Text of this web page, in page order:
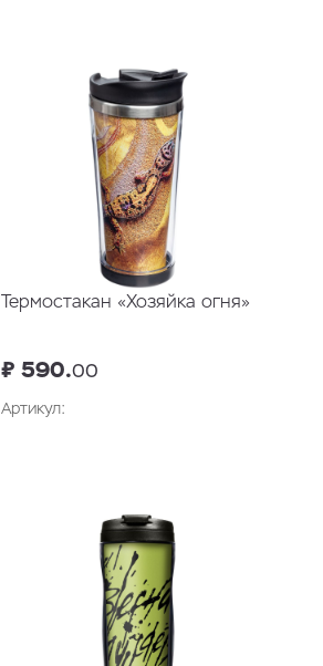
Термостакан «Хозяйка огня»
₽ 590.00
Артикул: